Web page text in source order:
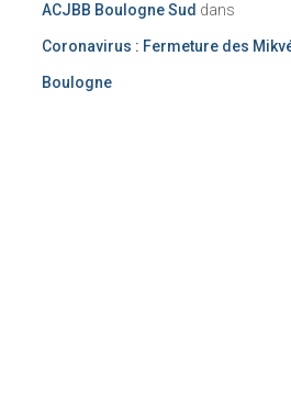
ACJBB Boulogne Sud dans
Coronavirus : Fermeture des
Boulogne